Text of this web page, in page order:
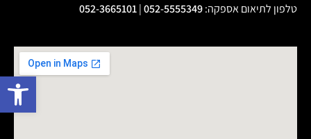
טלפון לתיאום אספקה:
052-5555349
|
052-3665101